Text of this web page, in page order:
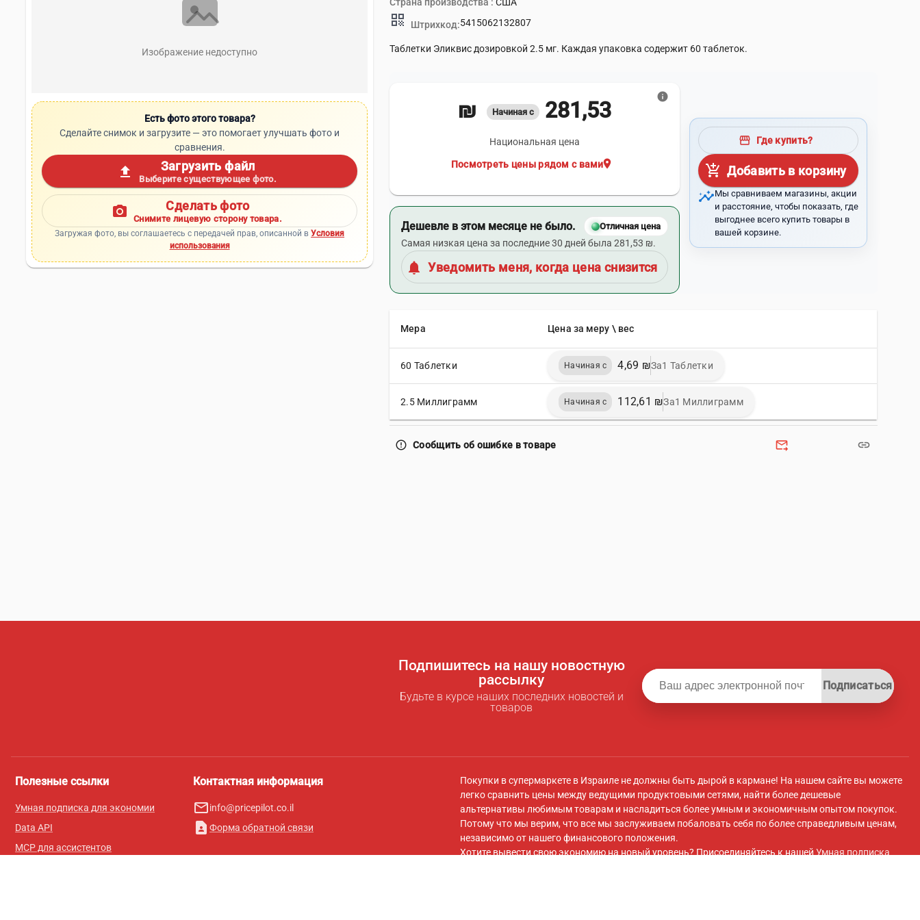
Изображение недоступно
Есть фото этого товара?
Сделайте снимок и загрузите — это помогает улучшать фото и
сравнения.
upload Загрузить файл
Выберите существующее фото.
photo_camera Сделать фото
Снимите лицевую сторону товара.
Загружая фото, вы соглашаетесь с передачей прав, описанной вУсловия
использования
qr_code Штрихкод:5415062132807
Таблетки Эликвис дозировкой 2.5 мг. Каждая упаковка содержит 60 таблеток.
Начиная с 281,53 ₪
Национальная цена
location_on
Посмотреть цены рядом с вами
info
Дешевле в этом месяце не было. Отличная цена
Самая низкая цена за последние 30 дней была 281,53 ₪.
notifications Уведомить меня, когда цена снизится
storefront Где купить?
add_shopping_cart Добавить в корзину
insightsМы сравниваем магазины, акции
и расстояние, чтобы показать, где
выгоднее всего купить товары в
вашей корзине.
Мера Цена за меру \ вес
60 Таблетки Начиная с 4,69 ₪За1 Таблетки
2.5 Миллиграмм Начиная с 112,61 ₪За1 Миллиграмм
error_outline Сообщить об ошибке в товаре forward_to_inbox link
Подпишитесь на нашу новостную
рассылку
Будьте в курсе наших последних новостей и
товаров
Подписаться
Полезные ссылки
Умная подписка для экономии
Data API
MCP для ассистентов
Контактная информация
mail_outlineinfo@pricepilot.co.il
contact_page Форма обратной связи
Покупки в супермаркете в Израиле не должны быть дырой в кармане! На нашем сайте вы можете
легко сравнить цены между ведущими продуктовыми сетями, найти более дешевые
альтернативы любимым товарам и насладиться более умным и экономичным опытом покупок.
Потому что мы верим, что все мы заслуживаем побаловать себя по более справедливым ценам,
независимо от нашего финансового положения.
Хотите вывести свою экономию на новый уровень? Присоединяйтесь к нашей Умная подписка